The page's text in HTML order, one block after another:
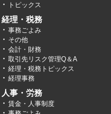
トピックス
経理・税務
事務ごよみ
その他
会計・財務
取引先リスク管理Q＆A
経理・税務トピックス
経理事務
人事・労務
賃金・人事制度